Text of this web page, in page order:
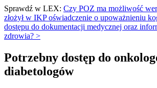
Sprawdź w LEX: Czy POZ ma możliwość
złożył w IKP oświadczenie o upoważnieniu
dostępu do dokumentacji medycznej oraz
zdrowia? >
Potrzebny dostęp do
diabetologów